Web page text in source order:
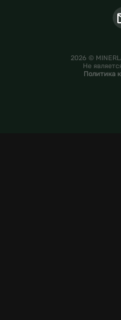
2026 ©
Не
Политика